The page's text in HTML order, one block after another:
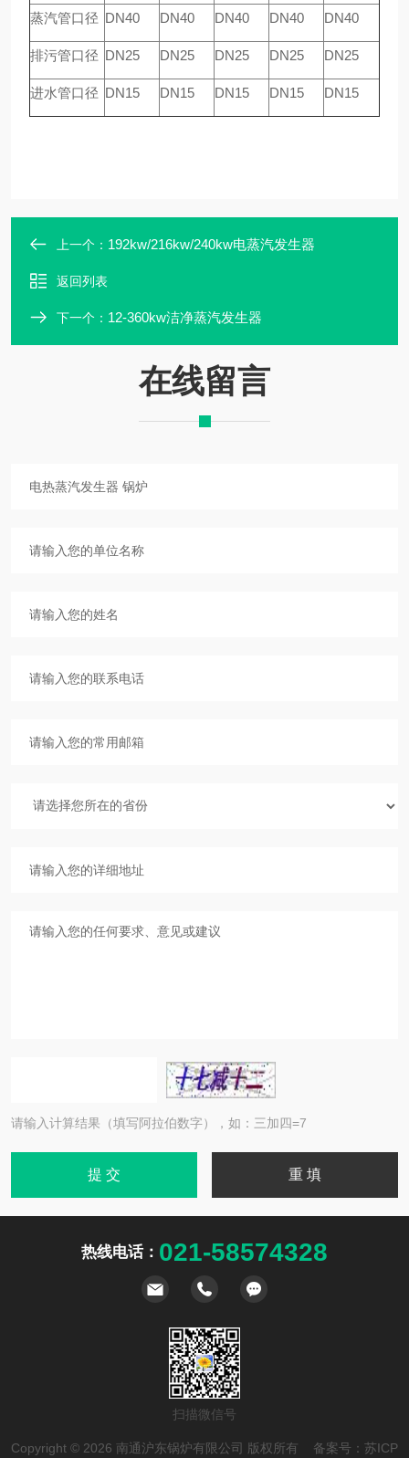
蒸汽管口径 DN40 DN40 DN40 DN40 DN40
排污管口径 DN25 DN25 DN25 DN25 DN25
进水管口径 DN15 DN15 DN15 DN15 DN15
上一个： 192kw/216kw/240kw电蒸汽发生器
返回列表
下一个： 12-360kw洁净蒸汽发生器
在线留言
请输入计算结果（填写阿拉伯数字），如：三加四=7
热线电话： 021-58574328
扫描微信号
Copyright © 2026 南通沪东锅炉有限公司 版权所有 备案号： 苏ICP